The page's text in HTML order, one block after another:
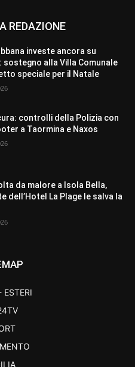
REDAZIONE
investe ancora su
sostegno alla Villa Comunale
speciale per il Natale
controlli della Polizia con
a Taormina e Naxos
da malore a Isola Bella,
dell’Hotel La Plage le salva la
ESTERI